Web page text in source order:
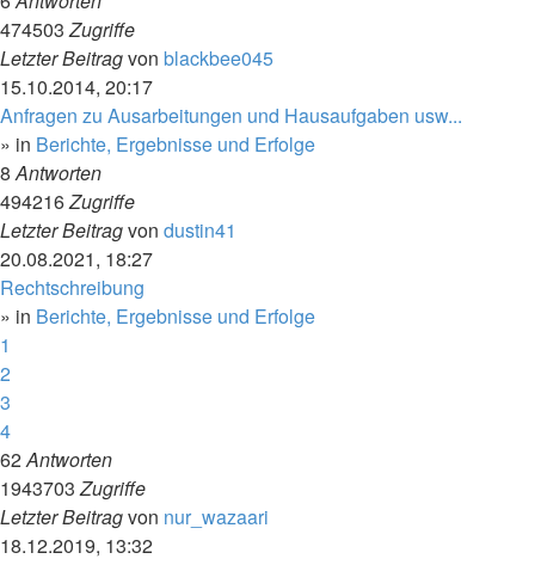
474503Zugriffe
Letzter Beitragvon blackbee045
15.10.2014, 20:17
Anfragen zu Ausarbeitungen und Hausaufgaben usw...
» in Berichte, Ergebnisse und Erfolge
8Antworten
494216Zugriffe
Letzter Beitragvon dustin41
20.08.2021, 18:27
Rechtschreibung
» in Berichte, Ergebnisse und Erfolge
1
2
3
4
62Antworten
1943703Zugriffe
Letzter Beitragvon nur_wazaari
18.12.2019, 13:32